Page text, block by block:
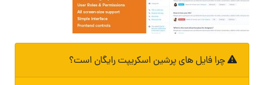
چرا فایل های پرشین اسکریپت رایگان است؟